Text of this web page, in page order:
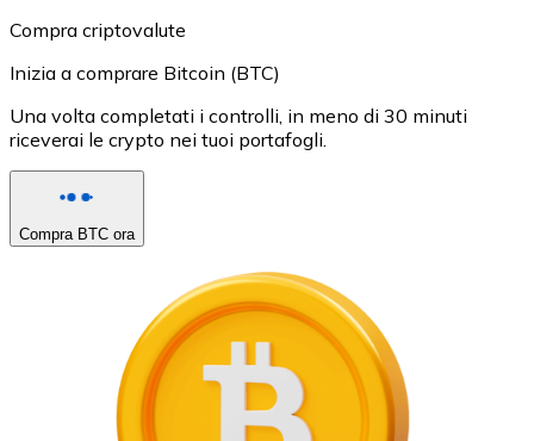
Compra criptovalute
Inizia a comprare Bitcoin (BTC)
Una volta completati i controlli, in meno di 30 minuti
riceverai le crypto nei tuoi portafogli.
Compra BTC ora